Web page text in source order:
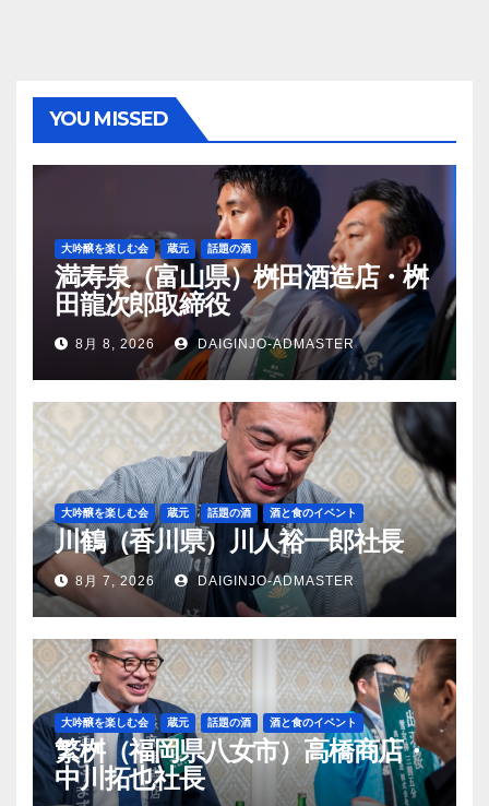
YOU MISSED
大吟醸を楽しむ会 蔵元 話題の酒
満寿泉（富山県）桝田酒造店・桝
田龍次郎取締役
8月 8, 2026 DAIGINJO-ADMASTER
大吟醸を楽しむ会 蔵元 話題の酒 酒と食のイベント
川鶴（香川県）川人裕一郎社長
8月 7, 2026 DAIGINJO-ADMASTER
大吟醸を楽しむ会 蔵元 話題の酒 酒と食のイベント
繁桝（福岡県八女市）高橋商店・
中川拓也社長